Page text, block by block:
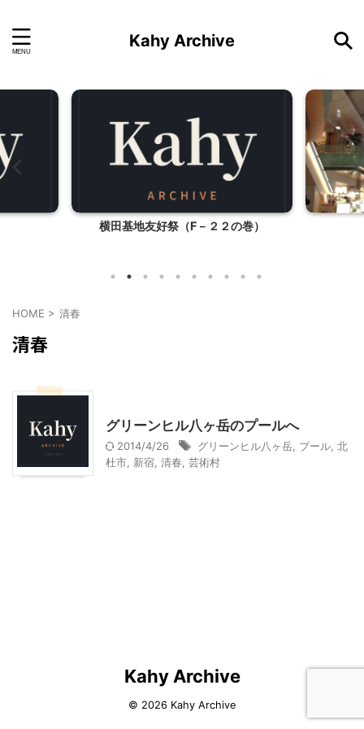
Kahy Archive
横田基地友好祭（F－２２の巻）
HOME > 清春
清春
グリーンヒル八ヶ岳のプールへ
2014/4/26 グリーンヒル八ヶ岳 プール 北
杜市 新宿 清春 芸術村
Kahy Archive
© 2026 Kahy Archive